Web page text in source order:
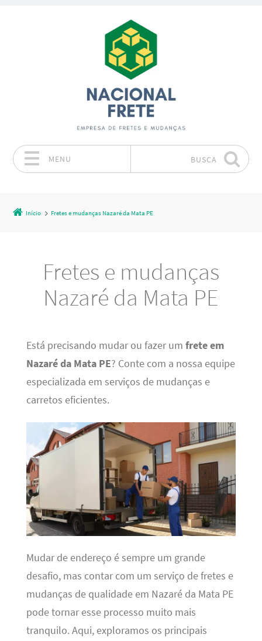
MENU BUSCA
Início Fretes e mudanças Nazaré da Mata PE
Fretes e mudanças
Nazaré da Mata PE
Está precisando mudar ou fazer um frete em
Nazaré da Mata PE? Conte com a nossa equipe
especializada em serviços de mudanças e
carretos eficientes.
Mudar de endereço é sempre um grande
desafio, mas contar com um serviço de fretes e
mudanças de qualidade em Nazaré da Mata PE
pode tornar esse processo muito mais
tranquilo. Aqui, exploramos os principais